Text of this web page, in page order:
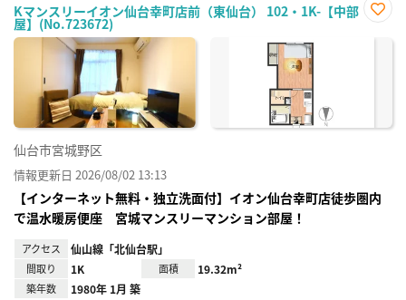
Kマンスリーイオン仙台幸町店前（東仙台） 102・1K-【中部
屋】(No.723672)
に入
仙台市宮城野区
情報更新日 2026/08/02 13:13
【インターネット無料・独立洗面付】イオン仙台幸町店徒歩圏内
で温水暖房便座 宮城マンスリーマンション部屋！
アクセス 仙山線「北仙台駅」
間取り 1K 面積 19.32m²
築年数 1980年 1月 築